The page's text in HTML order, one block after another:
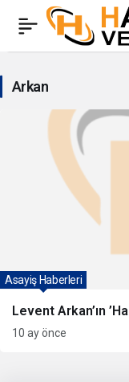
Arkan
Arkan
Levent Arkan’ın
Asayiş Haberleri
10 ay önce